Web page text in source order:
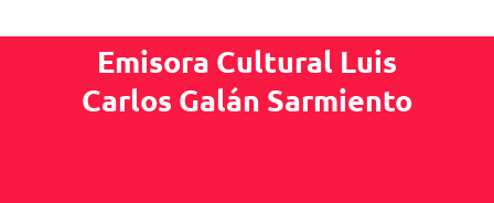
Emisora Cultural Luis
Carlos Galán Sarmiento